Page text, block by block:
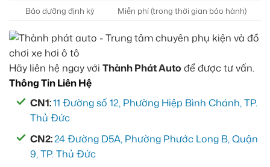
Bảo dưỡng định kỳ
Miễn phí (trong thời gian bảo hành)
Hãy liên hệ ngay với Thành Phát Auto để được tư vấn.
Thông Tin Liên Hệ
CN1:11 Đường số 12, Phường Hiệp Bình Chánh, TP.
Thủ Đức
CN2:24 Đường D5A, Phường Phước Long B, Quận
9, TP. Thủ Đức